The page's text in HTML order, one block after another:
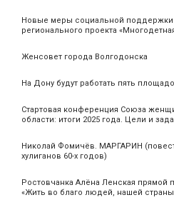
Новые меры социальной поддержки
регионального проекта
Женсовет города Волгодонска
На Дону будут работать пять
Стартовая конференция Союза
области: итоги 2025 года. Цели и
Николай Фомичёв. МАРГАРИН
хулиганов 60-х годов)
Ростовчанка Алёна Ленская прямой
«Жить во благо людей, нашей